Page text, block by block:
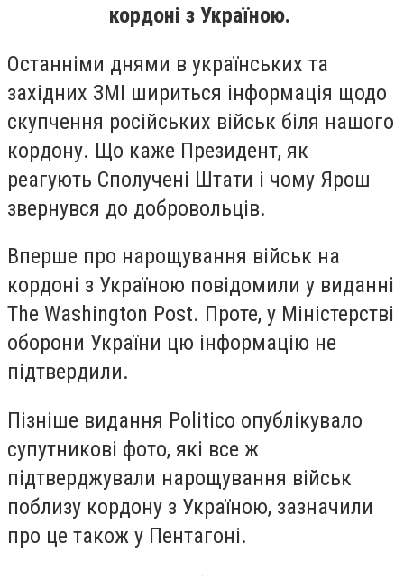
кордоні з Україною.
Останніми днями в українських та
західних ЗМІ шириться інформація щодо
скупчення російських військ біля нашого
кордону. Що каже Президент, як
реагують Сполучені Штати і чому Ярош
звернувся до добровольців.
Вперше про нарощування військ на
кордоні з Україною повідомили у виданні
The Washington Post. Проте, у Міністерстві
оборони України цю інформацію не
підтвердили.
Пізніше видання Politico опублікувало
супутникові фото, які все ж
підтверджували нарощування військ
поблизу кордону з Україною, зазначили
про це також у Пентагоні.